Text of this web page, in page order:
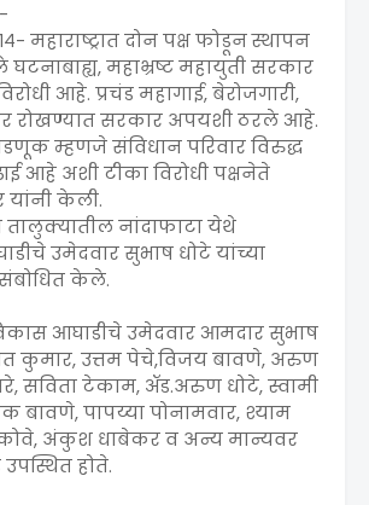
महाराष्ट्रात दोन पक्ष फोडून स्थापन
महाभ्रष्ट महायुती सरकार
आहे. प्रचंड महागाई, बेरोजगारी,
रोखण्यात सरकार अपयशी ठरले आहे.
म्हणजे संविधान परिवार विरुद्ध
आहे अशी टीका विरोधी पक्षनेते
यांनी केली.
तालुक्यातील नांदाफाटा येथे
उमेदवार सुभाष धोटे यांच्या
संबोधित केले.
आघाडीचे उमेदवार आमदार सुभाष
कुमार, उत्तम पेचे,विजय बावणे, अरुण
सविता टेकाम, ॲड.अरुण धोटे, स्वामी
बावणे, पापय्या पोनामवार, श्याम
अंकुश धाबेकर व अन्य मान्यवर
होते.